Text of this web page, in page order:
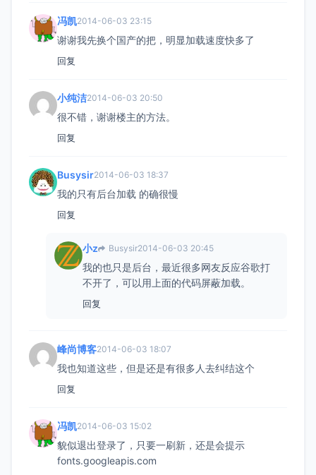
冯凯2014-06-03 23:15
谢谢我先换个国产的把，明显加载速度快多了
回复
小纯洁2014-06-03 20:50
很不错，谢谢楼主的方法。
回复
Busysir2014-06-03 18:37
我的只有后台加载 的确很慢
回复
小z Busysir2014-06-03 20:45
我的也只是后台，最近很多网友反应谷歌打
不开了，可以用上面的代码屏蔽加载。
回复
峰尚博客2014-06-03 18:07
我也知道这些，但是还是有很多人去纠结这个
回复
冯凯2014-06-03 15:02
貌似退出登录了，只要一刷新，还是会提示
fonts.googleapis.com